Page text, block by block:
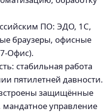
ПО: ЭДО, 1С,
браузеры, офисные
Офис).
стабильная работа
пятилетней давности.
защищённые
управление